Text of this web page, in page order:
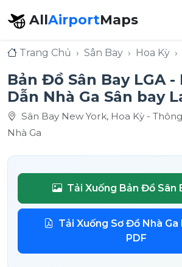
AllAirportMaps
Trang Chủ Sân Bay Hoa Kỳ
Bản Đồ Sân Bay LGA -
Dẫn Nhà Ga Sân bay
Sân Bay New York, Hoa Kỳ -
Nhà Ga
Tải Xuống Bản Đồ Sân
Tải Xuống Sơ Đồ Nhà Ga
PDF